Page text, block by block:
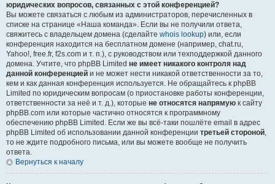
юридических вопросов, связанных с этой конференцией?
Вы можете связаться с любым из администраторов, перечисленных в
списке на странице «Наша команда». Если вы не получили ответа,
свяжитесь с владельцем домена (сделайте whois lookup) или, если
конференция находится на бесплатном домене (например, chat.ru,
Yahoo!, free.fr, f2s.com и т. п.), с руководством или техподдержкой данного
домена. Учтите, что phpBB Limited не имеет никакого контроля над
данной конференцией и не может нести никакой ответственности за то,
кем и как данная конференция используется. Не обращайтесь к phpBB
Limited по юридическим вопросам (о приостановке работы конференции,
ответственности за неё и т. д.), которые не относятся напрямую к сайту
phpBB.com или которые частично относятся к программному
обеспечению phpBB Limited. Если же вы всё-таки пошлёте email в адрес
phpBB Limited об использовании данной конференции третьей стороной,
то не ждите подробного письма, или вы можете вообще не получить
ответа.
Вернуться к началу